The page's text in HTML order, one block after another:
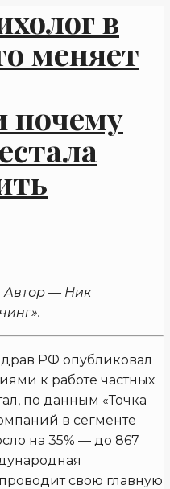
в
меняет
почему
Автор — Ник
РФ опубликовал
к работе частных
по данным «Точка
в сегменте
на 35% — до 867
свою главную